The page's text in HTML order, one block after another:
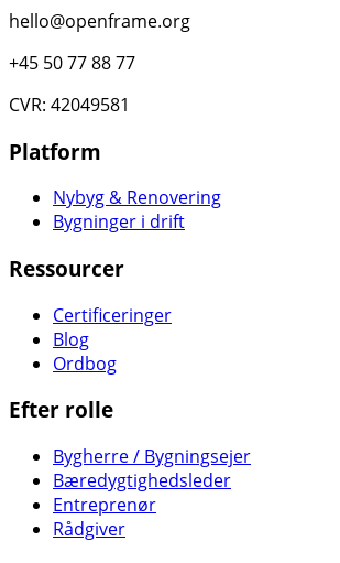
hello@openframe.org
+45 50 77 88 77
CVR: 42049581
Platform
Nybyg & Renovering
Bygninger i drift
Ressourcer
Certificeringer
Blog
Ordbog
Efter rolle
Bygherre / Bygningsejer
Bæredygtighedsleder
Entreprenør
Rådgiver